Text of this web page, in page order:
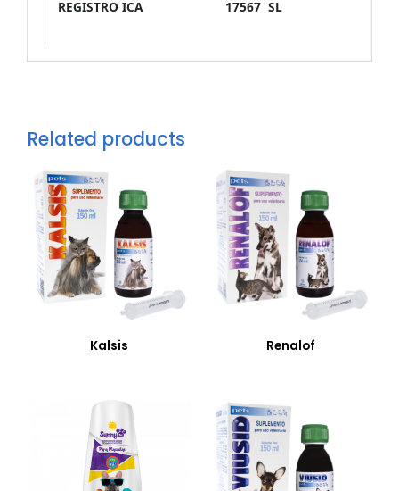
REGISTRO ICA
17567 SL
Related products
Kalsis Renalof